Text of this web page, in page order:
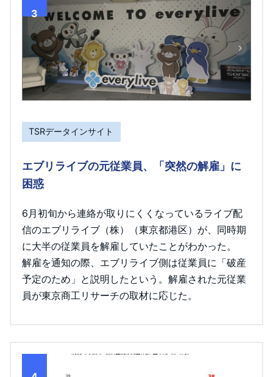
3
TSRデータインサイト
エブリライブの元従業員、「突然の解雇」に
困惑
6月初旬から連絡が取りにくくなっているライブ配
信のエブリライブ（株）（東京都港区）が、同時期
に大半の従業員を解雇していたことがわかった。
解雇を通知の際、エブリライブ側は従業員に「破産
予定のため」と説明したという。解雇された元従業
員が東京商工リサーチの取材に応じた。